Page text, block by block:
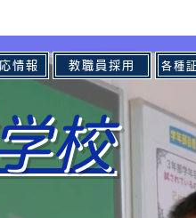
情報 教職員採用 各種
校